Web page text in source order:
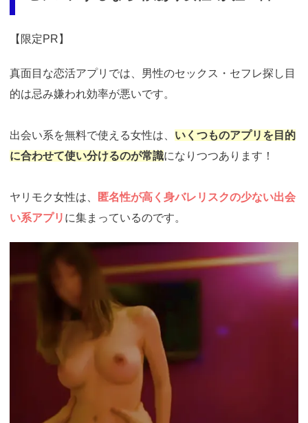
【限定PR】
真面目な恋活アプリでは、男性のセックス・セフレ探し目
的は忌み嫌われ効率が悪いです。
出会い系を無料で使える女性は、 いくつものアプリを目的
に合わせて使い分けるのが常識になりつつあります！
ヤリモク女性は、
匿名性が高く身バレリスクの少ない出会
い系アプリ に集まっているのです。
ads.jp/t6d63J515a0bact6/cl/?
bId=i36a5q96&msid=13921